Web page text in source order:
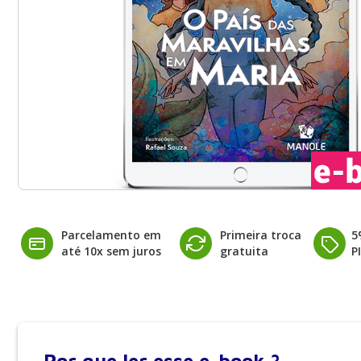
Parcelamento em
até 10x sem juros
Primeira troca
gratuita